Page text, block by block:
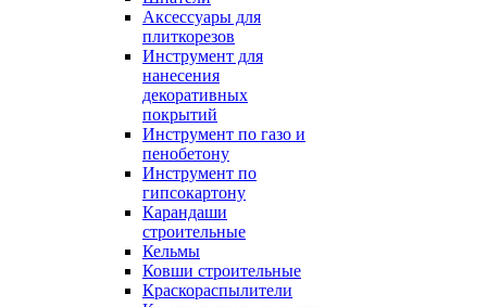
Аксессуары для
плиткорезов
Инструмент для
нанесения
декоративных
покрытий
Инструмент по газо и
пенобетону
Инструмент по
гипсокартону
Карандаши
строительные
Кельмы
Ковши строительные
Краскораспылители